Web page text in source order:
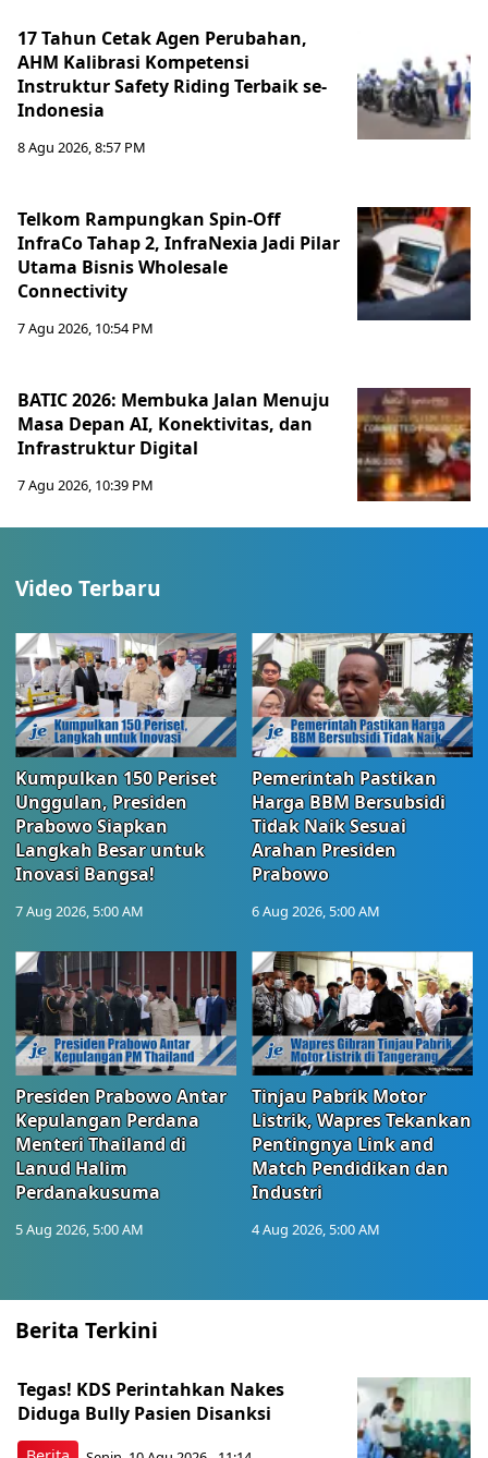
17 Tahun Cetak Agen Perubahan,
AHM Kalibrasi Kompetensi
Instruktur Safety Riding Terbaik se-
Indonesia
8 Agu 2026, 8:57 PM
Telkom Rampungkan Spin-Off
InfraCo Tahap 2, InfraNexia Jadi Pilar
Utama Bisnis Wholesale
Connectivity
7 Agu 2026, 10:54 PM
BATIC 2026: Membuka Jalan Menuju
Masa Depan AI, Konektivitas, dan
Infrastruktur Digital
7 Agu 2026, 10:39 PM
Video Terbaru
Kumpulkan 150 Periset
Unggulan, Presiden
Prabowo Siapkan
Langkah Besar untuk
Inovasi Bangsa!
7 Aug 2026, 5:00 AM
Pemerintah Pastikan
Harga BBM Bersubsidi
Tidak Naik Sesuai
Arahan Presiden
Prabowo
6 Aug 2026, 5:00 AM
Presiden Prabowo Antar
Kepulangan Perdana
Menteri Thailand di
Lanud Halim
Perdanakusuma
5 Aug 2026, 5:00 AM
Tinjau Pabrik Motor
Listrik, Wapres Tekankan
Pentingnya Link and
Match Pendidikan dan
Industri
4 Aug 2026, 5:00 AM
Berita Terkini
Tegas! KDS Perintahkan Nakes
Diduga Bully Pasien Disanksi